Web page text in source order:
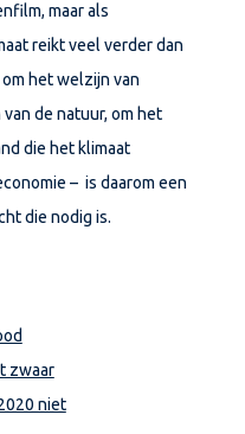
maar als
reikt veel verder dan
om het welzijn van
de natuur, om het
die het klimaat
– is daarom een
die nodig is.
zwaar
niet